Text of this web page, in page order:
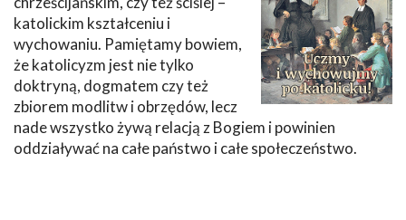
katolickim kształceniu i
wychowaniu. Pamiętamy bowiem,
że katolicyzm jest nie tylko
doktryną, dogmatem czy też
zbiorem modlitw i obrzędów, lecz
nade wszystko żywą relacją z Bogiem i powinien
oddziaływać na całe państwo i całe społeczeństwo.